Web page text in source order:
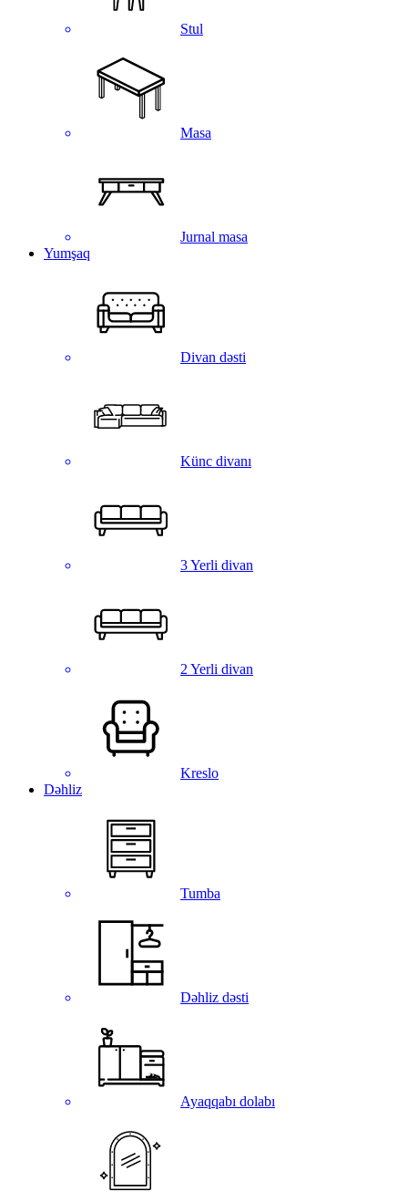
Stul
Masa
Jurnal masa
Yumşaq
Divan dəsti
Künc divanı
3 Yerli divan
2 Yerli divan
Kreslo
Dəhliz
Tumba
Dəhliz dəsti
Ayaqqabı dolabı